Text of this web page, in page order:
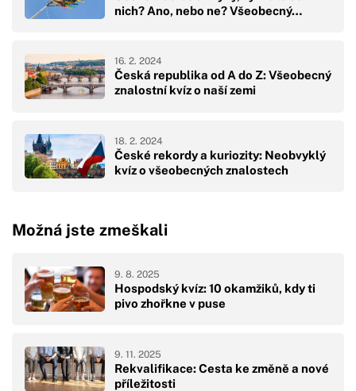
nich? Ano, nebo ne? Všeobecný…
Česká republika od A do Z: Všeobecný
znalostní kvíz o naší zemi
16. 2. 2024
České rekordy a kuriozity: Neobvyklý
kvíz o všeobecných znalostech
18. 2. 2024
Možná jste zmeškali
Hospodský kvíz: 10 okamžiků, kdy ti
pivo zhořkne v puse
9. 8. 2025
Rekvalifikace: Cesta ke změně a nové
příležitosti
9. 11. 2025